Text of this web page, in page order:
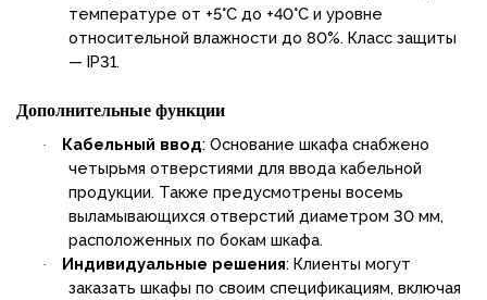
температуре от +5°C до +40°C и уровне
относительной влажности до 80%. Класс защиты
— IP31.
Дополнительные функции
· Кабельный ввод: Основание шкафа снабжено
четырьмя отверстиями для ввода кабельной
продукции. Также предусмотрены восемь
выламывающихся отверстий диаметром 30 мм,
расположенных по бокам шкафа.
· Индивидуальные решения: Клиенты могут
заказать шкафы по своим спецификациям, включая